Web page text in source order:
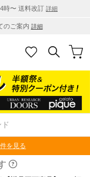
時〜 送料改訂 詳細
のご案内 詳細
を見る